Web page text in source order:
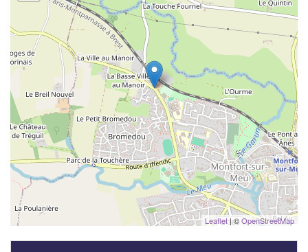
Leaflet| ©OpenStreetMap